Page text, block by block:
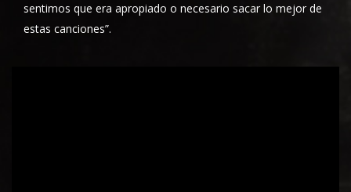
sentimos que era apropiado o necesario sacar lo mejor de
estas canciones”.